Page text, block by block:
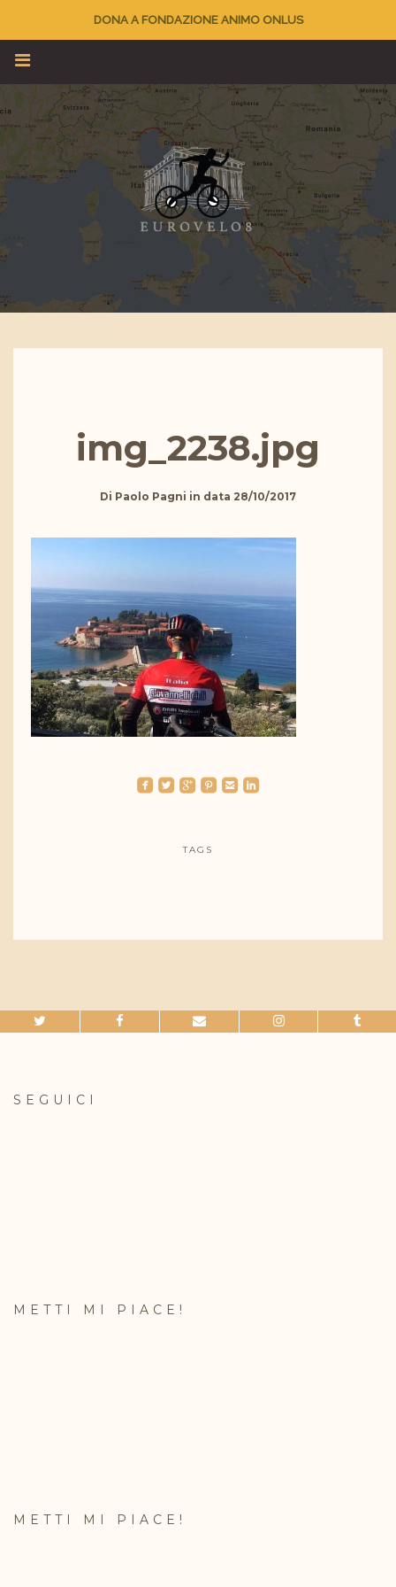
DONA A FONDAZIONE ANIMO ONLUS
img_2238.jpg
Di Paolo Pagni in data 28/10/2017
roundedfacebook roundedtwitterbird roundedgoogleplus roundedpinterest roundedemail roundedlinkedin
TAGS
SEGUICI
METTI MI PIACE!
METTI MI PIACE!